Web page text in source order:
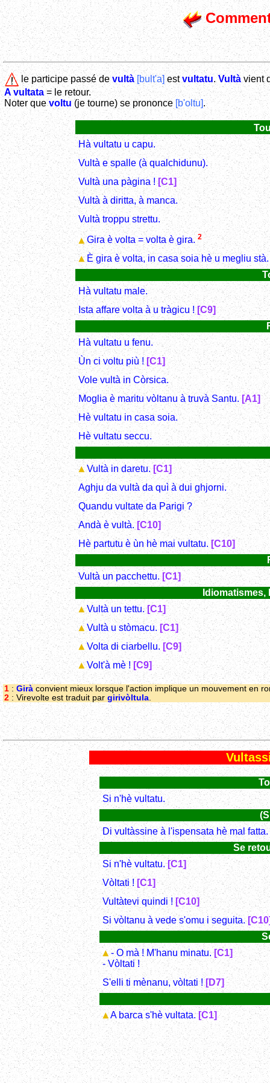
le participe passé devultà [bult'a]estvultatu.Vultà vient
A vultata= le retour.
Noter quevoltu(je tourne) se prononce [b'oltu].
Hà vultatu u capu.
Vultà e spalle (à qualchidunu).
Vultà una pàgina ![C1]
Vultà à diritta, à manca.
Vultà troppu strettu.
Gira è volta = volta è gira. 2
È gira è volta, in casa soia hè u megliu stà.
Hà vultatu male.
Ista affare volta à u tràgicu ! [C9]
Hà vultatu u fenu.
Ùn ci voltu più ! [C1]
Vole vultà in Còrsica.
Moglia è maritu vòltanu à truvà Santu. [A1]
Hè vultatu in casa soia.
Hè vultatu seccu.
Vultà in daretu.[C1]
Aghju da vultà da quì à dui ghjorni.
Quandu vultate da Parigi ?
Andà è vultà. [C10]
Hè partutu è ùn hè mai vultatu.[C10]
Vultà un pacchettu.[C1]
Vultà un tettu.[C1]
Vultà u stòmacu.[C1]
Volta di ciarbellu. [C9]
Volt'à mè ! [C9]
1 : Girà convient mieux lorsque l'action implique un mouvement en
2 : Virevolte est traduit par girivòltula
Si n'hè vultatu.
Di vultàssine à l'ispensata hè mal fatta.
Se
Si n'hè vultatu.[C1]
Vòltati ! [C1]
Vultàtevi quindi ![C10]
Si vòltanu à vede s'omu i seguita.
- O mà ! M'hanu minatu.[C1]
- Vòltati !
S'elli ti mènanu, vòltati ! [D7]
A barca s'hè vultata. [C1]